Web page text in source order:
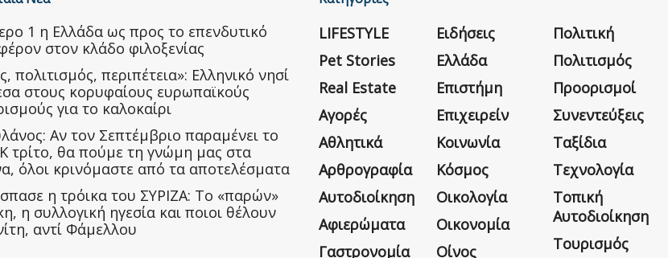
1 η Ελλάδα ως προς το επενδυτικό
στον κλάδο φιλοξενίας
πολιτισμός, περιπέτεια»: Ελληνικό νησί
στους κορυφαίους ευρωπαϊκούς
για το καλοκαίρι
Αν τον Σεπτέμβριο παραμένει το
τρίτο, θα πούμε τη γνώμη μας στα
όλοι κρινόμαστε από τα αποτελέσματα
η τρόικα του ΣΥΡΙΖΑ: Το «παρών»
η συλλογική ηγεσία και ποιοι θέλουν
αντί Φάμελλου
LIFESTYLE
Pet Stories
Real Estate
Αγορές
Αθλητικά
Αρθρογραφία
Αυτοδιοίκηση
Αφιερώματα
Γαστρονομία
Ειδήσεις
Ελλάδα
Επιστήμη
Επιχειρείν
Κοινωνία
Κόσμος
Οικολογία
Οικονομία
Οίνος
Πολιτική
Πολιτισμός
Προορισμοί
Συνεντεύξεις
Ταξίδια
Τεχνολογία
Τοπική
Αυτοδιοίκηση
Τουρισμός